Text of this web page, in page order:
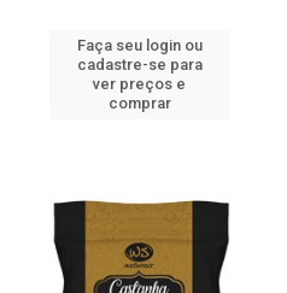
Faça seu login ou
cadastre-se para
ver preços e
comprar